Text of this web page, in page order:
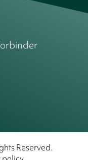
Reserved.